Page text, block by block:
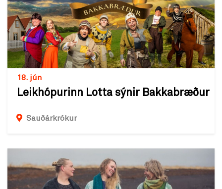
18. jún
Leikhópurinn Lotta sýnir Bakkabræður
Sauðárkrókur